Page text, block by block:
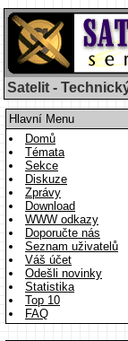
Satelit -
Hlavní Menu
Domů
Témata
Sekce
Diskuze
Zprávy
Download
WWW odkazy
Doporučte nás
Seznam uživatelů
Váš účet
Odešli novinky
Statistika
Top 10
FAQ